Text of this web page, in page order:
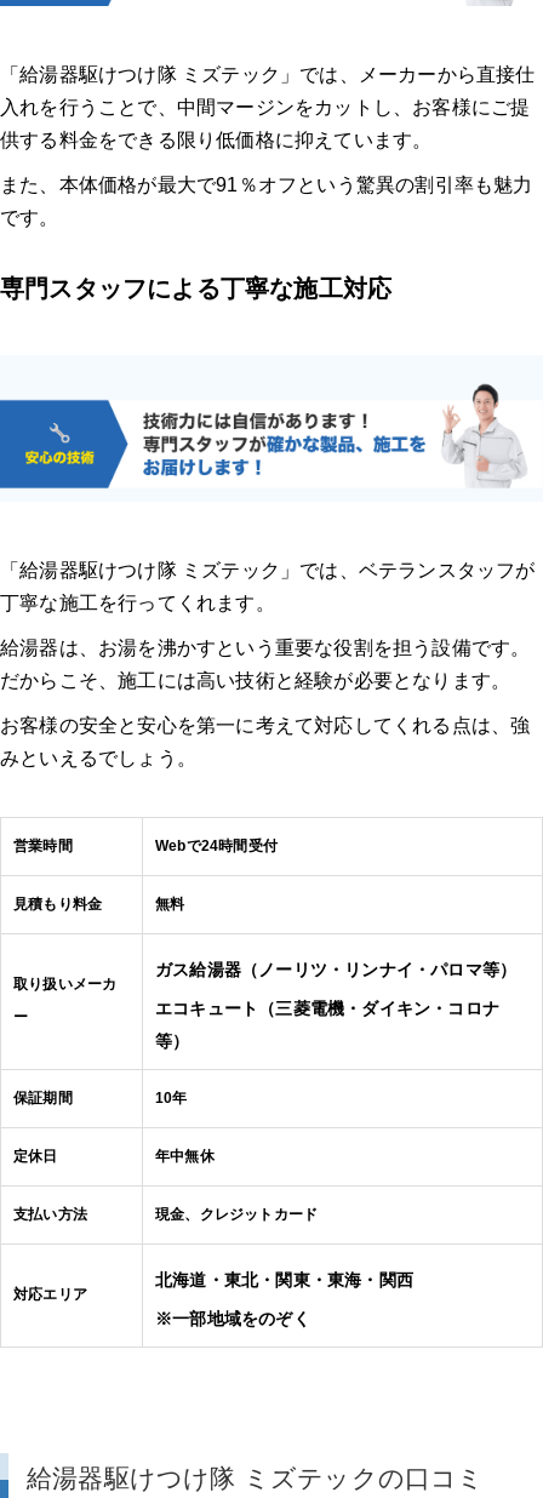
「給湯器駆けつけ隊 ミズテック」では、メーカーから直接仕
入れを行うことで、中間マージンをカットし、お客様にご提
供する料金をできる限り低価格に抑えています。
また、本体価格が最大で91％オフという驚異の割引率も魅力
です。
専門スタッフによる丁寧な施工対応
「給湯器駆けつけ隊 ミズテック」では、ベテランスタッフが
丁寧な施工を行ってくれます。
給湯器は、お湯を沸かすという重要な役割を担う設備です。
だからこそ、施工には高い技術と経験が必要となります。
お客様の安全と安心を第一に考えて対応してくれる点は、強
みといえるでしょう。
営業時間 Webで24時間受付
見積もり料金 無料
取り扱いメーカ
ー
ガス給湯器（ノーリツ・リンナイ・パロマ等）
エコキュート（三菱電機・ダイキン・コロナ
等）
保証期間 10年
定休日 年中無休
支払い方法 現金、クレジットカード
対応エリア
北海道・東北・関東・東海・関西
※一部地域をのぞく
給湯器駆けつけ隊 ミズテックの口コミ